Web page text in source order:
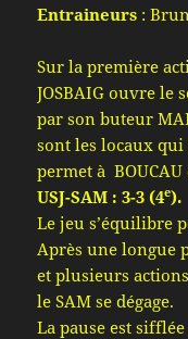
Entraineurs :
Sur la première
JOSBAIG ouvre le
par son buteur
sont les locaux
permet à BOUCAU
USJ-SAM : 3-3 (4e).
Le jeu s’équilibre
Après une longue
et plusieurs
le SAM se dégage.
La pause est